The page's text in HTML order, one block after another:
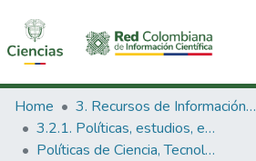
Communities & Collections
All of DSpace
Home
3. Recursos de Información Científica y Tecnológica
3.2.1. Políticas, estudios, evaluaciones e indicadores de CTeI
Políticas de Ciencia, Tecnología e Innovación